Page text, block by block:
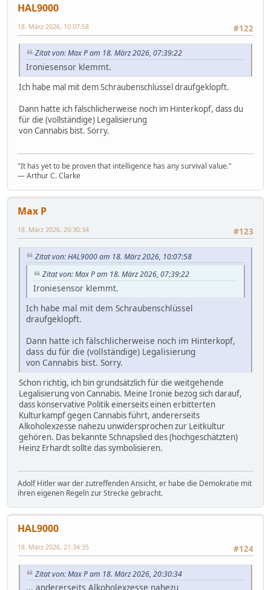
HAL9000
#122
18. März 2026, 10:07:58
Zitat von: Max P am 18. März 2026, 07:39:22
Ironiesensor klemmt.
Ich habe mal mit dem Schraubenschlüssel draufgeklopft.
Dann hatte ich fälschlicherweise noch im Hinterkopf, dass du
für die (vollständige) Legalisierung
von Cannabis bist. Sorry.
"It has yet to be proven that intelligence has any survival value."
― Arthur C. Clarke
Max P
#123
18. März 2026, 20:30:34
Zitat von: HAL9000 am 18. März 2026, 10:07:58
Zitat von: Max P am 18. März 2026, 07:39:22
Ironiesensor klemmt.
Ich habe mal mit dem Schraubenschlüssel
draufgeklopft.
Dann hatte ich fälschlicherweise noch im Hinterkopf,
dass du für die (vollständige) Legalisierung
von Cannabis bist. Sorry.
Schon richtig, ich bin grundsätzlich für die weitgehende
Legalisierung von Cannabis. Meine Ironie bezog sich darauf,
dass konservative Politik einerseits einen erbitterten
Kulturkampf gegen Cannabis führt, andererseits
Alkoholexzesse nahezu unwidersprochen zur Leitkultur
gehören. Das bekannte Schnapslied des (hochgeschätzten)
Heinz Erhardt sollte das symbolisieren.
Adolf Hitler war der zutreffenden Ansicht, er habe die Demokratie mit
ihren eigenen Regeln zur Strecke gebracht.
HAL9000
#124
18. März 2026, 21:34:35
Zitat von: Max P am 18. März 2026, 20:30:34
... andererseits Alkoholexzesse nahezu